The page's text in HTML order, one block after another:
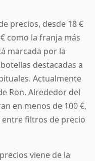
precios, desde 18 €
como la franja más
marcada por la
destacadas a
Actualmente
Ron. Alrededor del
en menos de 100 €,
filtros de precio
viene de la